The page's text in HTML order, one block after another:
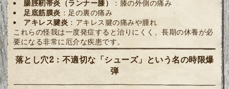
腸脛靭帯炎（ランナー膝） ：膝の外側の痛み
足底筋膜炎 ：足の裏の痛み
アキレス腱炎 ：アキレス腱の痛みや腫れ
これらの怪我は一度発症すると治りにくく、長期の休養が必
要になる非常に厄介な疾患です。
落とし穴2：不適切な「シューズ」という名の時限爆
弾